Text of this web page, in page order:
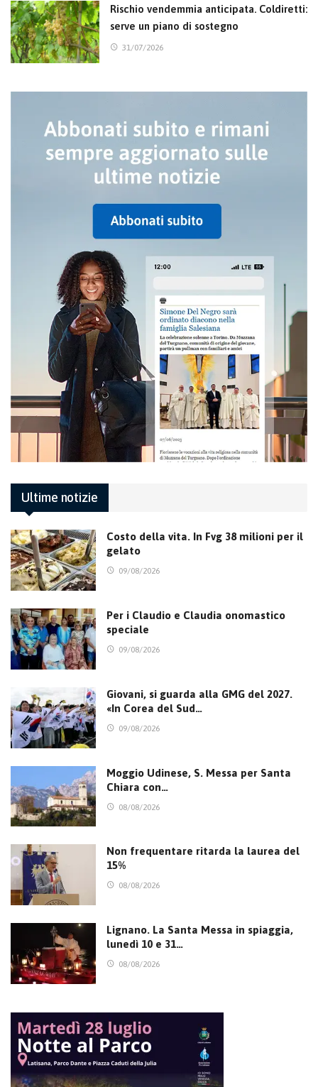
Rischio vendemmia anticipata. Coldiretti:
serve un piano di sostegno
31/07/2026
Ultime notizie
Costo della vita. In Fvg 38 milioni per il
gelato
09/08/2026
Per i Claudio e Claudia onomastico
speciale
09/08/2026
Giovani, si guarda alla GMG del 2027.
«In Corea del Sud…
09/08/2026
Moggio Udinese, S. Messa per Santa
Chiara con…
08/08/2026
Non frequentare ritarda la laurea del
15%
08/08/2026
Lignano. La Santa Messa in spiaggia,
lunedì 10 e 31…
08/08/2026